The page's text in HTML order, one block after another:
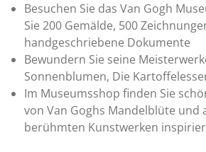
Besuchen Sie das Van Gogh
Sie 200 Gemälde, 500
handgeschriebene Dokumente
Bewundern Sie seine
Sonnenblumen, Die
Im Museumsshop finden Sie
von Van Goghs Mandelblüte und
berühmten Kunstwerken